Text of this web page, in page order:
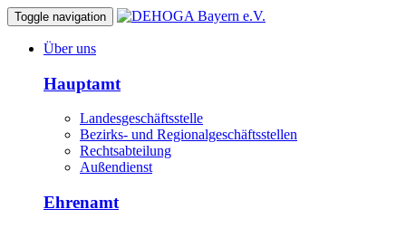
Toggle navigation
Über uns
Hauptamt
Landesgeschäftsstelle
Bezirks- und Regionalgeschäftsstellen
Rechtsabteilung
Außendienst
Ehrenamt